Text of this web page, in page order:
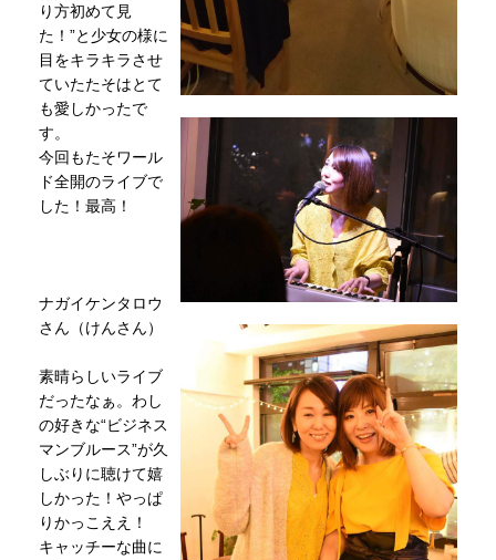
り方初めて見
た！”と少女の様に
目をキラキラさせ
ていたたそはとて
も愛しかったで
す。
今回もたそワール
ド全開のライブで
した！最高！
ナガイケンタロウ
さん（けんさん）
素晴らしいライブ
だったなぁ。わし
の好きな“ビジネス
マンブルース”が久
しぶりに聴けて嬉
しかった！やっぱ
りかっこええ！
キャッチーな曲に